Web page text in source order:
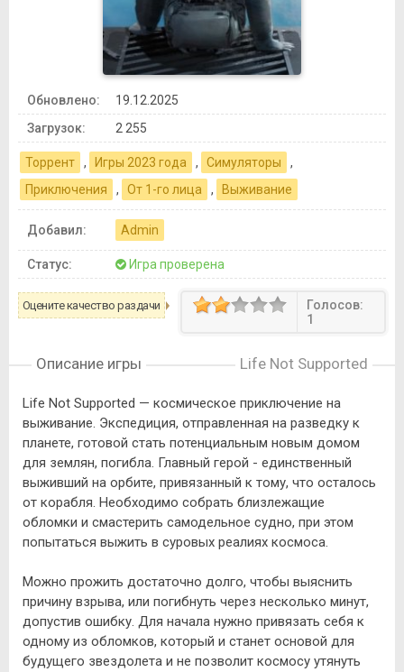
Обновлено:
19.12.2025
Загрузок:
2 255
Торрент , Игры 2023 года , Симуляторы
,
Приключения
, От 1-го лица , Выживание
Добавил: Admin
Статус: Игра проверена
Оцените качество раздачи
Голосов:
1
Описание игры Life Not Supported
Life Not Supported — космическое приключение на
выживание. Экспедиция, отправленная на разведку к
планете, готовой стать потенциальным новым домом
для землян, погибла. Главный герой - единственный
выживший на орбите, привязанный к тому, что осталось
от корабля. Необходимо собрать близлежащие
обломки и смастерить самодельное судно, при этом
попытаться выжить в суровых реалиях космоса.
Можно прожить достаточно долго, чтобы выяснить
причину взрыва, или погибнуть через несколько минут,
допустив ошибку. Для начала нужно привязать себя к
одному из обломков, который и станет основой для
будущего звездолета и не позволит космосу утянуть